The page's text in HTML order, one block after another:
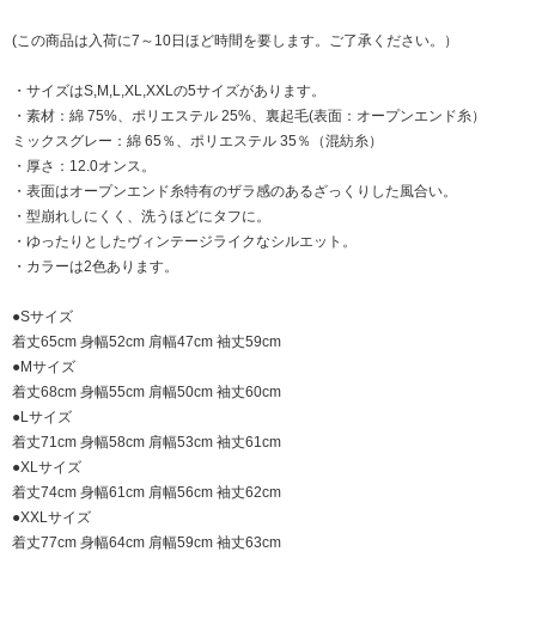
(この商品は入荷に7～10日ほど時間を要します。ご了承ください。）
・サイズはS,M,L,XL,XXLの5サイズがあります。
・素材：綿 75%、ポリエステル 25%、裏起毛(表面：オープンエンド糸）
ミックスグレー：綿 65％、ポリエステル 35％（混紡糸）
・厚さ：12.0オンス。
・表面はオープンエンド糸特有のザラ感のあるざっくりした風合い。
・型崩れしにくく、洗うほどにタフに。
・ゆったりとしたヴィンテージライクなシルエット。
・カラーは2色あります。
●Sサイズ
着丈65cm 身幅52cm 肩幅47cm 袖丈59cm
●Mサイズ
着丈68cm 身幅55cm 肩幅50cm 袖丈60cm
●Lサイズ
着丈71cm 身幅58cm 肩幅53cm 袖丈61cm
●XLサイズ
着丈74cm 身幅61cm 肩幅56cm 袖丈62cm
●XXLサイズ
着丈77cm 身幅64cm 肩幅59cm 袖丈63cm